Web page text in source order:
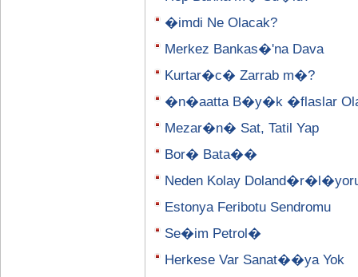
�imdi Ne Olacak?
Merkez Bankas�'na Dava
Kurtar�c� Zarrab m�?
�n�aatta B�y�k �flaslar
Mezar�n� Sat, Tatil Yap
Bor� Bata��
Neden Kolay
Estonya Feribotu Sendromu
Se�im Petrol�
Herkese Var Sanat��ya Yok